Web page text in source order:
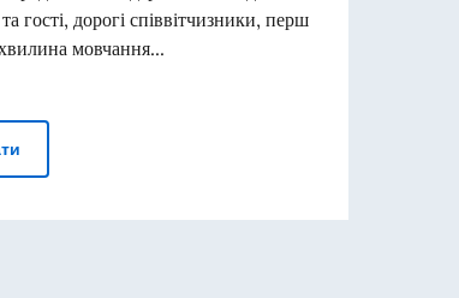
послуг
гості, дорогі співвітчизники, перш
мовчання...